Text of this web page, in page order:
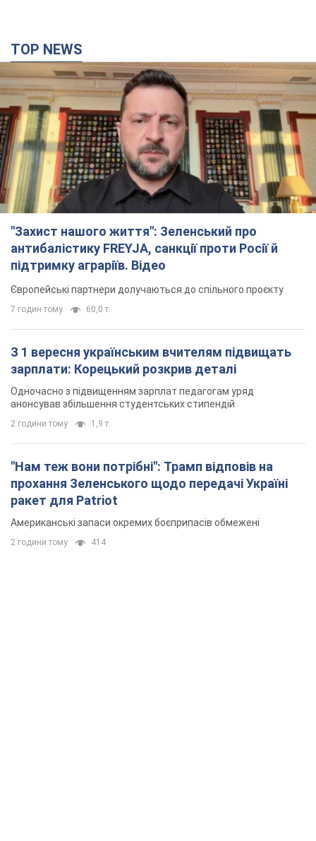
TOP NEWS
"Захист нашого життя": Зеленський про
антибалістику FREYJA, санкції проти Росії й
підтримку аграріїв. Відео
Європейські партнери долучаються до спільного проєкту
7 годин тому 60,0 т.
З 1 вересня українським вчителям підвищать
зарплати: Корецький розкрив деталі
Одночасно з підвищенням зарплат педагогам уряд
анонсував збільшення студентських стипендій
2 години тому 1,9 т.
"Нам теж вони потрібні": Трамп відповів на
прохання Зеленського щодо передачі Україні
ракет для Patriot
Американські запаси окремих боєприпасів обмежені
2 години тому 414